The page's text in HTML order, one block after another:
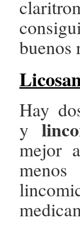
buenos
Hay
y
mejor